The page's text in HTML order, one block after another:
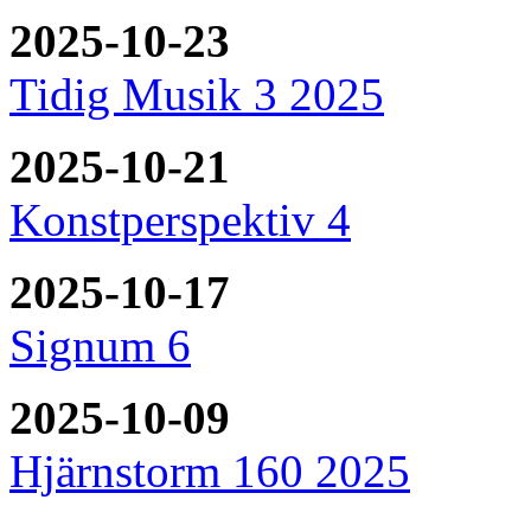
2025-10-23
Tidig Musik 3 2025
2025-10-21
Konstperspektiv 4
2025-10-17
Signum 6
2025-10-09
Hjärnstorm 160 2025